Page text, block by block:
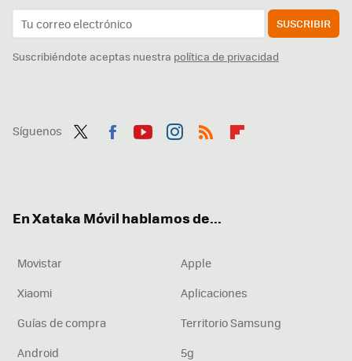
SUSCRIBIR
Suscribiéndote aceptas nuestra política de privacidad
Síguenos
En Xataka Móvil hablamos de...
Movistar
Apple
Xiaomi
Aplicaciones
Guías de compra
Territorio Samsung
Android
5g